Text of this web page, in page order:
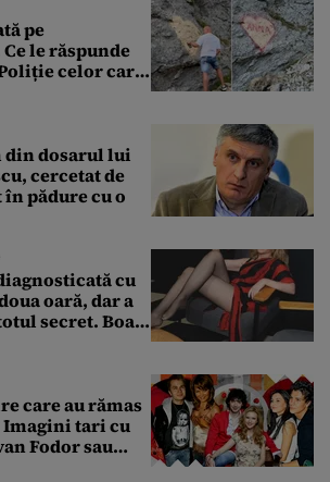
pe
le răspunde
celor care
din dosarul lui
cercetat de
în pădure cu o
cu
oară, dar a
secret. Boala
care au rămas
tari cu
Fodor sau